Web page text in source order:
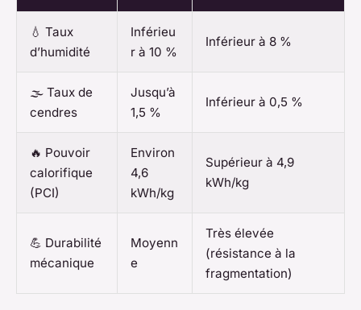
💧 Taux
d’humidité
Inférieu
r à 10 %
Inférieur à 8 %
🌫️ Taux de
cendres
Jusqu’à
1,5 %
Inférieur à 0,5 %
🔥 Pouvoir
calorifique
(PCI)
Environ
4,6
kWh/kg
Supérieur à 4,9
kWh/kg
💪 Durabilité
mécanique
Moyenn
e
Très élevée
(résistance à la
fragmentation)